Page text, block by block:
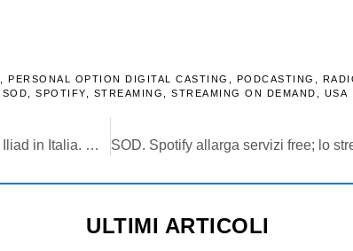
PERSONAL OPTION DIGITAL CASTING PODCASTING
SOD SPOTIFY STREAMING STREAMING ON DEMAND USA
Tlc e telefonia. Spostato ancora il lancio di Iliad in Italia. Ma le tariffe cominciano a definirsi: 9,99/mese sostanzialmente flat (30 GB)
ULTIMI ARTICOLI